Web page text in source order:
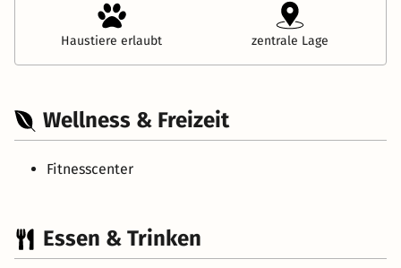
Haustiere erlaubt zentrale Lage
Wellness & Freizeit
Fitnesscenter
Essen & Trinken